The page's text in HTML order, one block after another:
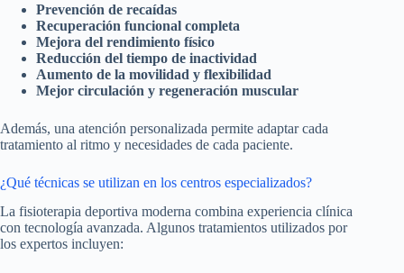
Prevención de recaídas
Recuperación funcional completa
Mejora del rendimiento físico
Reducción del tiempo de inactividad
Aumento de la movilidad y flexibilidad
Mejor circulación y regeneración muscular
Además, una atención personalizada permite adaptar cada
tratamiento al ritmo y necesidades de cada paciente.
¿Qué técnicas se utilizan en los centros especializados?
La fisioterapia deportiva moderna combina experiencia clínica
con tecnología avanzada. Algunos tratamientos utilizados por
los expertos incluyen: